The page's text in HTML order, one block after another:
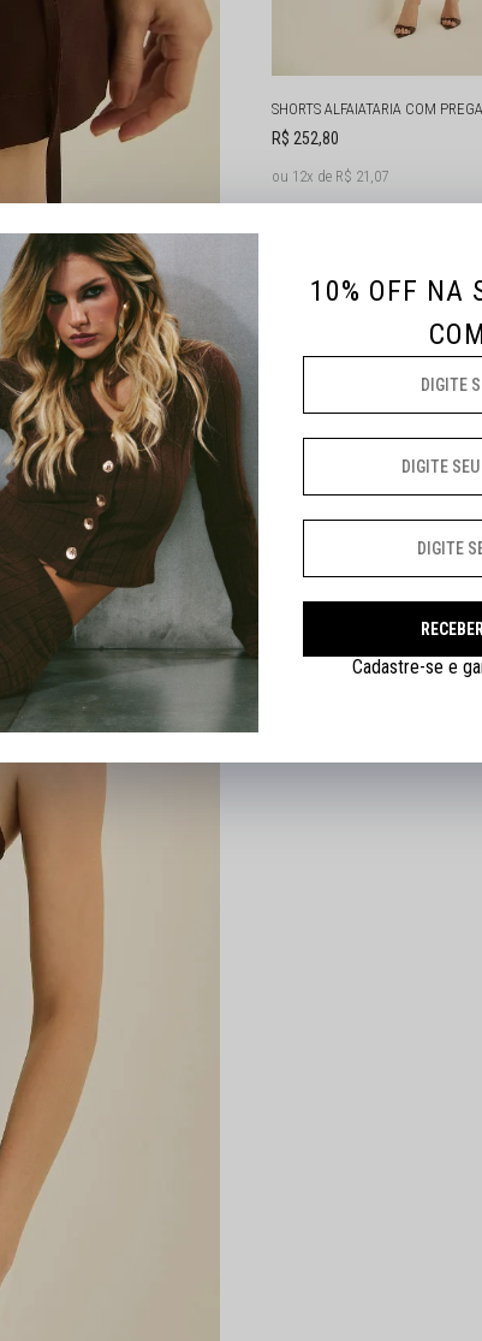
SHORTS ALFAIATARIA COM
R$ 252,80
12x R$ 21,07
10% OFF NA
Cadastre-se e